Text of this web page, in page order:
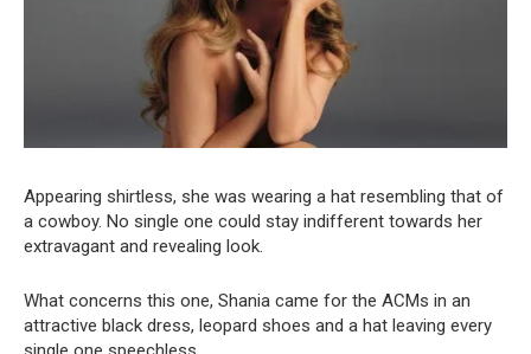
Appearing shirtless, she was wearing a hat resembling that of
a cowboy. No single one could stay indifferent towards her
extravagant and revealing look.
What concerns this one, Shania came for the ACMs in an
attractive black dress, leopard shoes and a hat leaving every